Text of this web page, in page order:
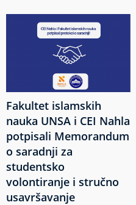
Fakultet islamskih
nauka UNSA i CEI Nahla
potpisali Memorandum
o saradnji za
studentsko
volontiranje i stručno
usavršavanje